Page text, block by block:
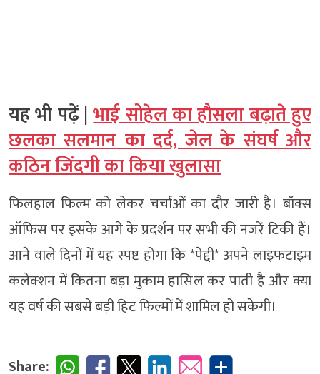
यह भी पढ़ें |भाई सोहेल का हौसला बढ़ाते हुए
छलका सलमान का दर्द, जेल के संघर्ष और
कठिन जिंदगी का किया खुलासा
फिलहाल फिल्म को लेकर चर्चाओं का दौर जारी है। बॉक्स
ऑफिस पर इसके आगे के प्रदर्शन पर सभी की नजरें टिकी हैं।
आने वाले दिनों में यह स्पष्ट होगा कि *पेद्दी* अपने लाइफटाइम
कलेक्शन में कितना बड़ा मुकाम हासिल कर पाती है और क्या
यह वर्ष की सबसे बड़ी हिट फिल्मों में शामिल हो सकेगी।
Share: